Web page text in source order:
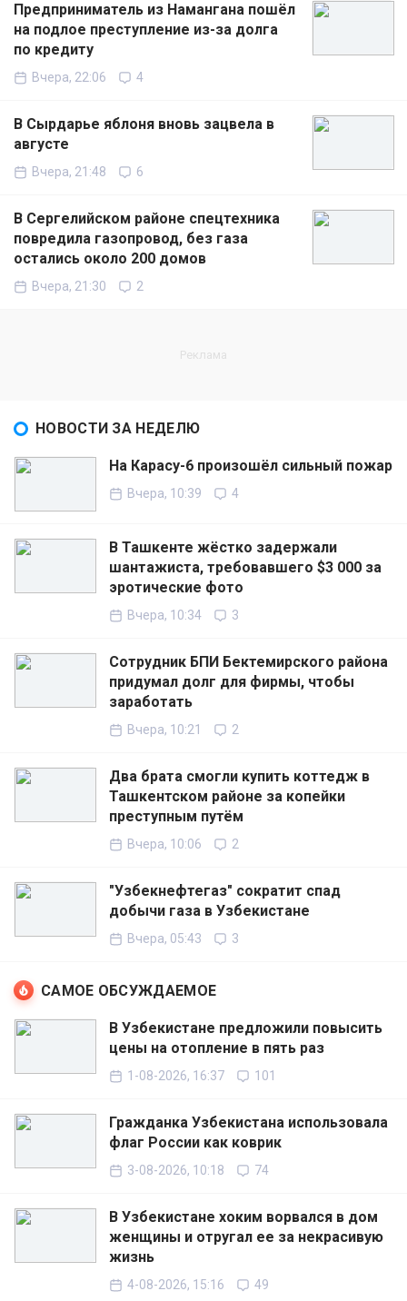
Предприниматель из Намангана пошёл
на подлое преступление из-за долга
по кредиту
Вчера, 22:06 4
В Сырдарье яблоня вновь зацвела в
августе
Вчера, 21:48 6
В Сергелийском районе спецтехника
повредила газопровод, без газа
остались около 200 домов
Вчера, 21:30 2
НОВОСТИ ЗА НЕДЕЛЮ
На Карасу-6 произошёл сильный пожар
Вчера, 10:39 4
В Ташкенте жёстко задержали
шантажиста, требовавшего $3 000 за
эротические фото
Вчера, 10:34 3
Сотрудник БПИ Бектемирского района
придумал долг для фирмы, чтобы
заработать
Вчера, 10:21 2
Два брата смогли купить коттедж в
Ташкентском районе за копейки
преступным путём
Вчера, 10:06 2
"Узбекнефтегаз" сократит спад
добычи газа в Узбекистане
Вчера, 05:43 3
САМОЕ ОБСУЖДАЕМОЕ
В Узбекистане предложили повысить
цены на отопление в пять раз
1-08-2026, 16:37 101
Гражданка Узбекистана использовала
флаг России как коврик
3-08-2026, 10:18 74
В Узбекистане хоким ворвался в дом
женщины и отругал ее за некрасивую
жизнь
4-08-2026, 15:16 49